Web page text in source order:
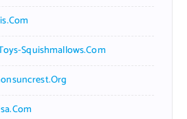
Squishmallows.com